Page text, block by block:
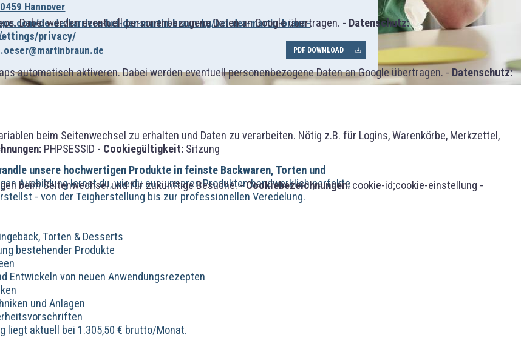
Dabei werden eventuell personenbezogene Daten an Google übertragen. - Datenschutz:
privacy/
automatisch aktiveren. Dabei werden eventuell personenbezogene Daten an Google übertragen. - Datenschutz:
beim Seitenwechsel zu erhalten und Daten zu verarbeiten. Nötig z.B. für Logins, Warenkörbe, Merkzettel,
PHPSESSID - Cookiegültigkeit: Sitzung
beim Seitenwechsel und für zukünftige Besuche. -Cookiebezeichnungen: cookie-id;cookie-einstellung -
Hannover
de-de/karriere-bei-der-martin-braun-kg/bei-der-martin-braun-
PDF DOWNLOAD
unsere hochwertigen Produkte in feinste Backwaren, Torten und
Ausbildung lernst du, wie du aus unseren Produkten handwerklich perfekte
- von der Teigherstellung bis zur professionellen Veredelung.
Torten & Desserts
bestehender Produkte
Entwickeln von neuen Anwendungsrezepten
und Anlagen
liegt aktuell bei 1.305,50 € brutto/Monat.